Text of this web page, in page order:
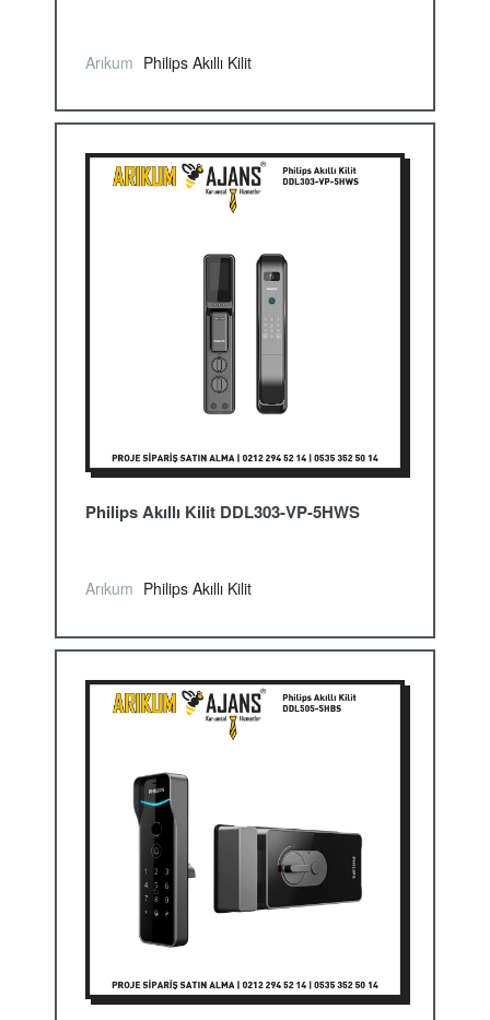
Arıkum Philips Akıllı Kilit
Philips Akıllı Kilit DDL303-VP-5HWS
Arıkum Philips Akıllı Kilit